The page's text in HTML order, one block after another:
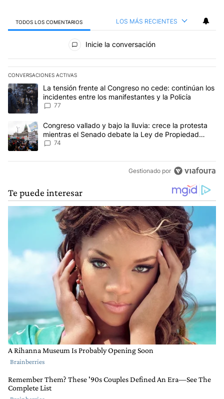
TODOS LOS COMENTARIOS LOS MÁS RECIENTES
Todos los comentarios
Inicie la conversación
CONVERSACIONES ACTIVAS
Este listado muestra los artículos con más comentarios en los
Un artículo de tendencia con el título "La tensión frente al
La tensión frente al Congreso no cede: continúan los
incidentes entre los manifestantes y la Policía
77
Un artículo de tendencia con el título "Congreso vallado y bajo
Congreso vallado y bajo la lluvia: crece la protesta
mientras el Senado debate la Ley de Propiedad
Privada
74
Gestionado por